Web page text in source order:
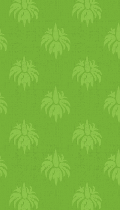
vízbe teszünk
és olajat, és a
módon,
8-10 perc
benne a
a spárgával
hívják
. A
használják
légúti
Reggel
kis fej
egyen meg,